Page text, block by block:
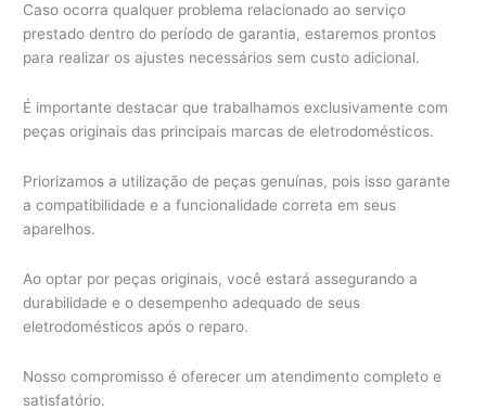
Caso ocorra qualquer problema relacionado ao serviço
prestado dentro do período de garantia, estaremos prontos
para realizar os ajustes necessários sem custo adicional.
É importante destacar que trabalhamos exclusivamente com
peças originais das principais marcas de eletrodomésticos.
Priorizamos a utilização de peças genuínas, pois isso garante
a compatibilidade e a funcionalidade correta em seus
aparelhos.
Ao optar por peças originais, você estará assegurando a
durabilidade e o desempenho adequado de seus
eletrodomésticos após o reparo.
Nosso compromisso é oferecer um atendimento completo e
satisfatório.